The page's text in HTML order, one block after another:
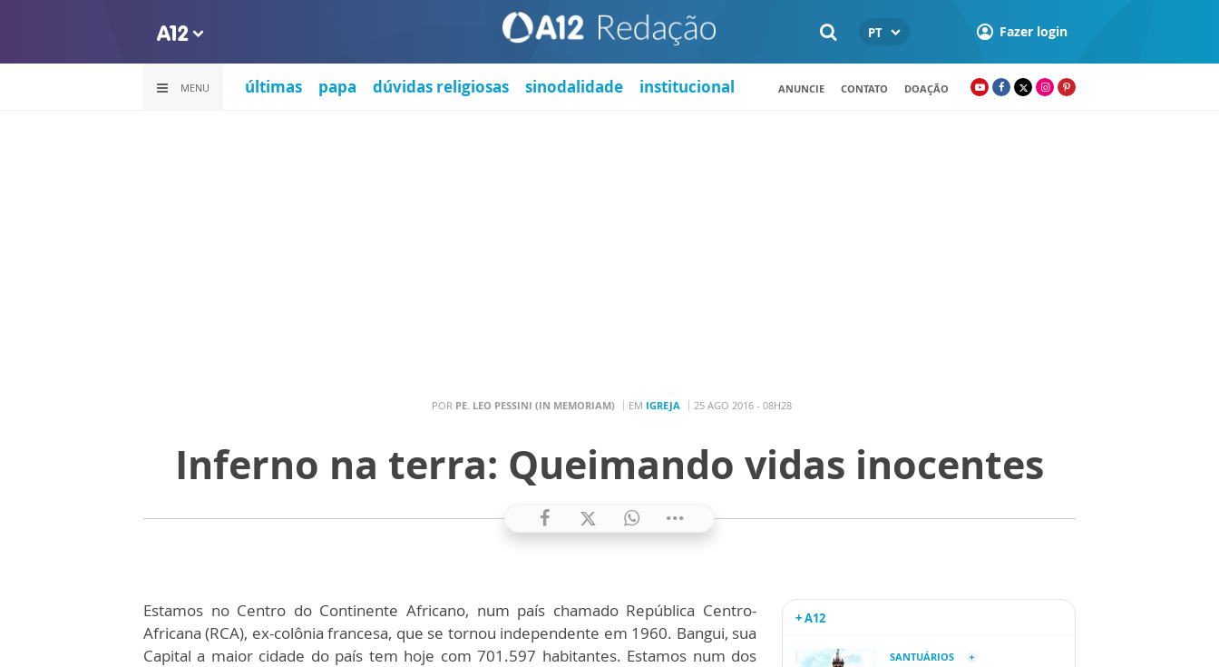
PT Fazer login
MENU últimas papa dúvidas religiosas sinodalidade institucional ANUNCIE CONTATO DOAÇÃO
POR PE. LEO PESSINI (IN MEMORIAM) EM IGREJA 25 AGO 2016 - 08H28
Inferno na terra: Queimando vidas inocentes
Estamos no Centro do Continente Africano, num país chamado República Centro-
Africana (RCA), ex-colônia francesa, que se tornou independente em 1960. Bangui, sua
Capital a maior cidade do país tem hoje com 701.597 habitantes. Estamos num dos
+ A12
SANTUÁRIOS